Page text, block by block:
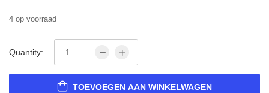
4 op voorraad
Quantity:
TOEVOEGEN AAN WINKELWAGEN